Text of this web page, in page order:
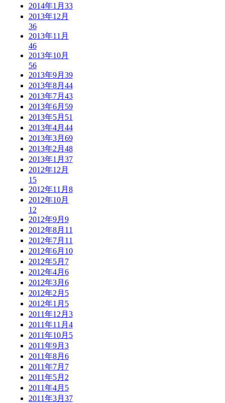
2014年1月 33
2013年12月
36
2013年11月
46
2013年10月
56
2013年9月 39
2013年8月 44
2013年7月 43
2013年6月 59
2013年5月 51
2013年4月 44
2013年3月 69
2013年2月 48
2013年1月 37
2012年12月
15
2012年11月 8
2012年10月
12
2012年9月 9
2012年8月 11
2012年7月 11
2012年6月 10
2012年5月 7
2012年4月 6
2012年3月 6
2012年2月 5
2012年1月 5
2011年12月 3
2011年11月 4
2011年10月 5
2011年9月 3
2011年8月 6
2011年7月 7
2011年5月 2
2011年4月 5
2011年3月 37